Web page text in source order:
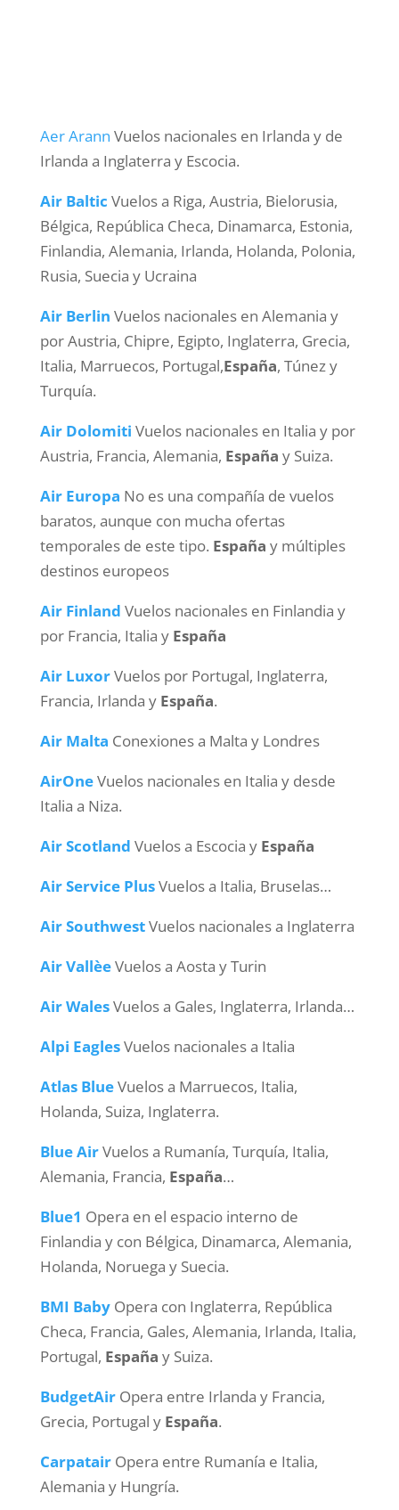
Aer Arann Vuelos nacionales en Irlanda y de
Irlanda a Inglaterra y Escocia.
Air Baltic Vuelos a Riga, Austria, Bielorusia,
Bélgica, República Checa, Dinamarca, Estonia,
Finlandia, Alemania, Irlanda, Holanda, Polonia,
Rusia, Suecia y Ucraina
Air Berlin Vuelos nacionales en Alemania y
por Austria, Chipre, Egipto, Inglaterra, Grecia,
Italia, Marruecos, Portugal,España, Túnez y
Turquía.
Air Dolomiti Vuelos nacionales en Italia y por
Austria, Francia, Alemania, España y Suiza.
Air Europa No es una compañía de vuelos
baratos, aunque con mucha ofertas
temporales de este tipo. España y múltiples
destinos europeos
Air Finland Vuelos nacionales en Finlandia y
por Francia, Italia y España
Air LuxorVuelos por Portugal, Inglaterra,
Francia, Irlanda y España.
Air Malta Conexiones a Malta y Londres
AirOneVuelos nacionales en Italia y desde
Italia a Niza.
Air Scotland Vuelos a Escocia y España
Air Service PlusVuelos a Italia, Bruselas…
Air SouthwestVuelos nacionales a Inglaterra
Air VallèeVuelos a Aosta y Turin
Air WalesVuelos a Gales, Inglaterra, Irlanda…
Alpi EaglesVuelos nacionales a Italia
Atlas BlueVuelos a Marruecos, Italia,
Holanda, Suiza, Inglaterra.
Blue AirVuelos a Rumanía, Turquía, Italia,
Alemania, Francia, España…
Blue1 Opera en el espacio interno de
Finlandia y con Bélgica, Dinamarca, Alemania,
Holanda, Noruega y Suecia.
BMI BabyOpera con Inglaterra, República
Checa, Francia, Gales, Alemania, Irlanda, Italia,
Portugal, España y Suiza.
BudgetAirOpera entre Irlanda y Francia,
Grecia, Portugal y España.
CarpatairOpera entre Rumanía e Italia,
Alemania y Hungría.